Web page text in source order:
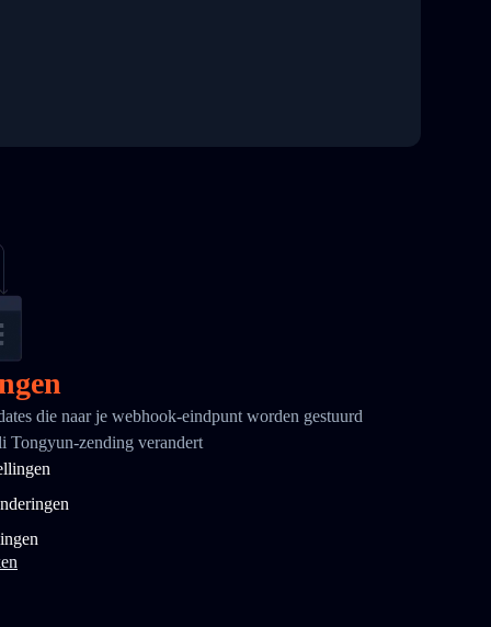
die naar je webhook-eindpunt worden gestuurd
Tongyun-zending verandert